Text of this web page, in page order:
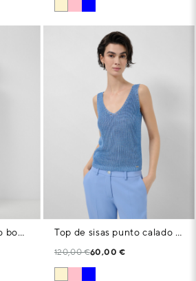
Chaqueta corta punto bobo rosa con aplicaciones Top de sisas punto calado con lúrex azul
120,00 €60,00 €